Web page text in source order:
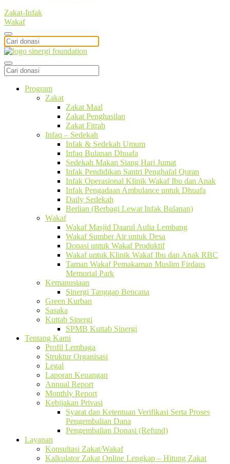
Zakat-Infak
Wakaf
Program
Zakat
Zakat Maal
Zakat Penghasilan
Zakat Fitrah
Infaq – Sedekah
Infak & Sedekah Umum
Infaq Bulanan Dhuafa
Sedekah Makan Siang Hari Jumat
Infak Pendidikan Santri Penghafal Quran
Infak Operasional Klinik Wakaf Ibu dan Anak
Infak Pengadaan Ambulance untuk Dhuafa
Daily Sedekah
Berlian (Berbagi Lewat Infak Bulanan)
Wakaf
Wakaf Masjid Daarul Aulia Lembang
Wakaf Sumber Air untuk Desa
Donasi untuk Wakaf Produktif
Wakaf untuk Klinik Wakaf Ibu dan Anak RBC
Taman Wakaf Pemakaman Muslim Firdaus
Memorial Park
Kemanusiaan
Sinergi Tanggap Bencana
Green Kurban
Sasaka
Kuttab Sinergi
SPMB Kuttab Sinergi
Tentang Kami
Profil Lembaga
Struktur Organisasi
Legal
Laporan Keuangan
Annual Report
Monthly Report
Kebijakan Privasi
Syarat dan Ketentuan Verifikasi Serta Proses
Pengembalian Dana
Pengembalian Donasi (Refund)
Layanan
Konsultasi Zakat/Wakaf
Kalkulator Zakat Online Lengkap – Hitung Zakat